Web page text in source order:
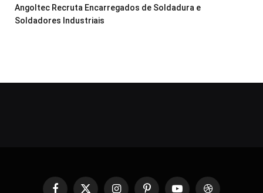
Angoltec Recruta Encarregados de Soldadura e
Soldadores Industriais